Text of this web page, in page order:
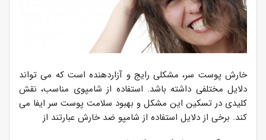
خارش پوست سر، مشکلی رایج و آزاردهنده است که می تواند
دلایل مختلفی داشته باشد. استفاده از شامپوی مناسب، نقش
کلیدی در تسکین این مشکل و بهبود سلامت پوست سر ایفا می
کند. برخی از دلایل استفاده از شامپو ضد خارش عبارتند از